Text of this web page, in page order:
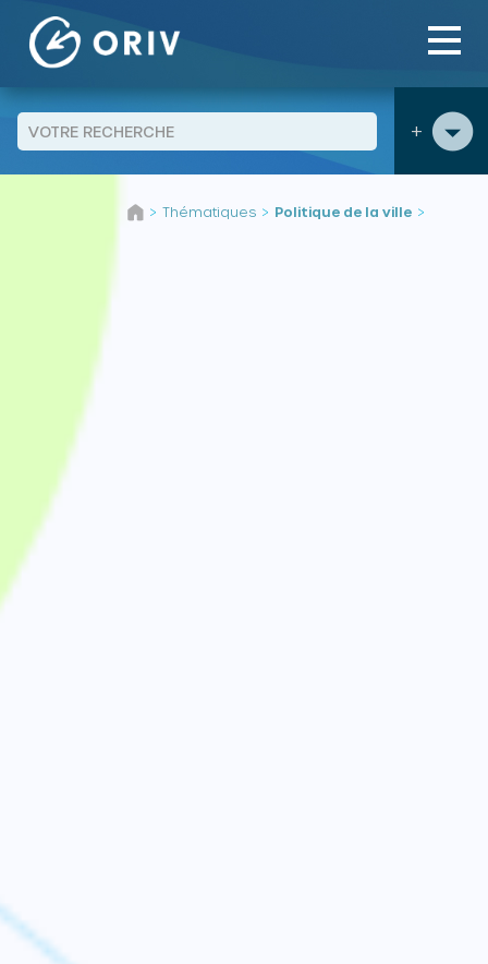
+
> Thématiques > Politique de la ville >
Panneau de gestion des cookies